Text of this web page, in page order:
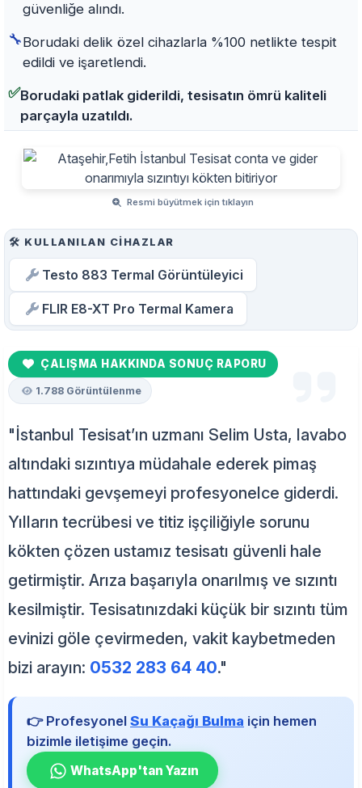
güvenliğe alındı.
🔧Borudaki delik özel cihazlarla %100 netlikte tespit
edildi ve işaretlendi.
✅Borudaki patlak giderildi, tesisatın ömrü kaliteli
parçayla uzatıldı.
Resmi büyütmek için tıklayın
🛠️ KULLANILAN CIHAZLAR
Testo 883 Termal Görüntüleyici
FLIR E8-XT Pro Termal Kamera
ÇALIŞMA HAKKINDA SONUÇ RAPORU
1.788 Görüntülenme
"İstanbul Tesisat’ın uzmanı Selim Usta, lavabo
altındaki sızıntıya müdahale ederek pimaş
hattındaki gevşemeyi profesyonelce giderdi.
Yılların tecrübesi ve titiz işçiliğiyle sorunu
kökten çözen ustamız tesisatı güvenli hale
getirmiştir. Arıza başarıyla onarılmış ve sızıntı
kesilmiştir. Tesisatınızdaki küçük bir sızıntı tüm
evinizi göle çevirmeden, vakit kaybetmeden
bizi arayın: 0532 283 64 40."
👉 Profesyonel Su Kaçağı Bulma için hemen
bizimle iletişime geçin.
WhatsApp'tan Yazın